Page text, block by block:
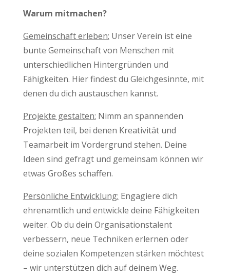
Warum mitmachen?
Gemeinschaft erleben: Unser Verein ist eine
bunte Gemeinschaft von Menschen mit
unterschiedlichen Hintergründen und
Fähigkeiten. Hier findest du Gleichgesinnte, mit
denen du dich austauschen kannst.
Projekte gestalten: Nimm an spannenden
Projekten teil, bei denen Kreativität und
Teamarbeit im Vordergrund stehen. Deine
Ideen sind gefragt und gemeinsam können wir
etwas Großes schaffen.
Persönliche Entwicklung: Engagiere dich
ehrenamtlich und entwickle deine Fähigkeiten
weiter. Ob du dein Organisationstalent
verbessern, neue Techniken erlernen oder
deine sozialen Kompetenzen stärken möchtest
– wir unterstützen dich auf deinem Weg.